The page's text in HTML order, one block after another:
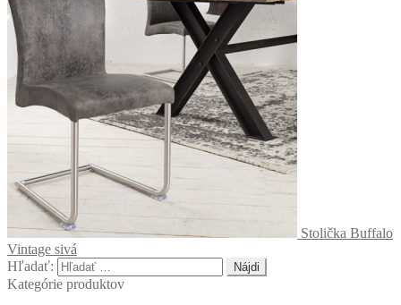
Stolička Buffalo
Vintage sivá
Hľadať:
Kategórie produktov